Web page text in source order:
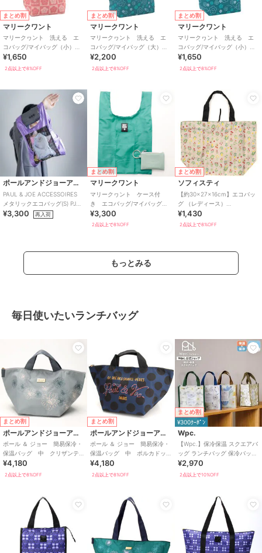
まとめ割
マリークワント
マリークヮント 洗える エ
コバッグ/マイバッグ（小）
【MARY QUANT】
¥1,650
2点以上で8%OFF
まとめ割
マリークワント
マリークヮント 洗える エ
コバッグ/マイバッグ（大）
【MARY QUANT】
¥2,200
2点以上で8%OFF
まとめ割
マリークワント
マリークヮント 洗える エ
コバッグ/マイバッグ（小）
【MARY QUANT】
¥1,650
2点以上で8%OFF
ポールアンドジョーアクセソワ
PAUL & JOE ACCESSOIRES
メタリックエコバッグ(S) PJA-
E1132
¥3,300 再入荷
まとめ割
マリークワント
マリークヮント ケース付
き エコバッグ/マイバッグ
（パッケージ入り） 【MARY
QUANT】
¥3,300
2点以上で8%OFF
まとめ割
ソフィスティ
【約30×27×16cm】エコバッ
グ （レディース）
（Sophisty）
¥1,430
2点以上で8%OFF
もっとみる
毎日使いたいランチバッグ
まとめ割
ポールアンドジョーアクセソワ
ポール ＆ ジョー 簡易保冷・
保温バッグ 中 クリザンテ
ーム 【PAUL&JOE】
¥4,180
2点以上で8%OFF
まとめ割
ポールアンドジョーアクセソワ
ポール ＆ ジョー 簡易保冷・
保温バッグ 中 ポルカドッ
ト 【PAUL&JOE】
¥4,180
2点以上で8%OFF
まとめ割
¥300ｸｰﾎﾟﾝ
Wpc.
【Wpc.】保冷保温 スクエアバ
ッグ ランチバッグ 保冷バッグ
水筒が入る 大きめ おしゃれ
¥2,970
2点以上で10%OFF